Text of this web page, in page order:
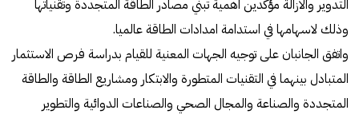
التدوير والازالة مؤكدين اهمية تبني مصادر الطاقة المتجددة وتقنياتها
وذلك لاسهامها في استدامة امدادات الطاقة عالميا.
واتفق الجانبان على توجيه الجهات المعنية للقيام بدراسة فرص الاستثمار
المتبادل بينهما في التقنيات المتطورة والابتكار ومشاريع الطاقة والطاقة
المتجددة والصناعة والمجال الصحي والصناعات الدوائية والتطوير